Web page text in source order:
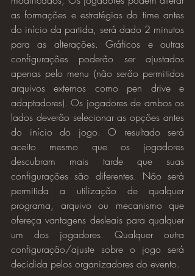
as formações e estratégias do time antes
do início da partida, será dado 2 minutos
para as alterações. Gráficos e outras
configurações poderão ser ajustados
apenas pelo menu (não serão permitidos
arquivos externos como pen drive e
adaptadores). Os jogadores de ambos os
lados deverão selecionar as opções antes
do início do jogo. O resultado será
aceito mesmo que os jogadores
descubram mais tarde que suas
configurações são diferentes. Não será
permitida a utilização de qualquer
programa, arquivo ou mecanismo que
ofereça vantagens desleais para qualquer
um dos jogadores. Qualquer outra
configuração/ajuste sobre o jogo será
decidida pelos organizadores do evento.